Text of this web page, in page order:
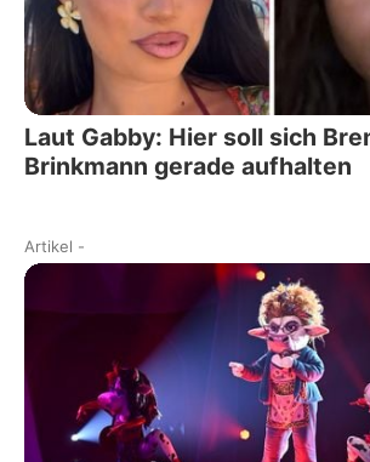
Laut Gabby: Hier soll sich
Brinkmann gerade aufhalten
Artikel -